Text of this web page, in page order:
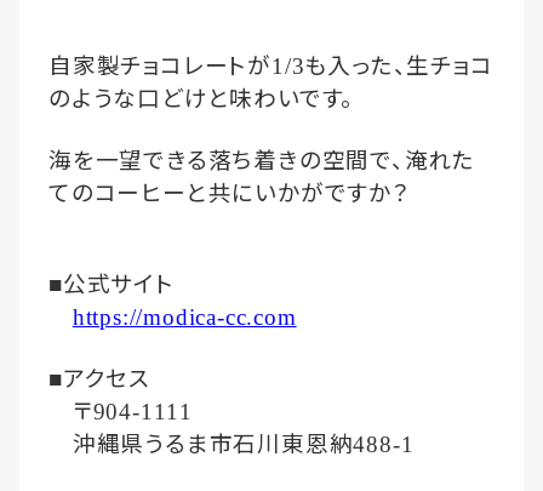
自家製チョコレートが1/3も入った、生チョコ
のような口どけと味わいです。
海を一望できる落ち着きの空間で、淹れた
てのコーヒーと共にいかがですか？
■公式サイト
https://modica-cc.com
■アクセス
〒904-1111
沖縄県うるま市石川東恩納488-1